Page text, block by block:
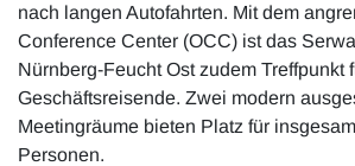
nach langen Autofahrten. Mit dem
Conference Center (OCC) ist das
Nürnberg-Feucht Ost zudem Treffpunkt
Geschäftsreisende. Zwei modern
Meetingräume bieten Platz für
Personen.